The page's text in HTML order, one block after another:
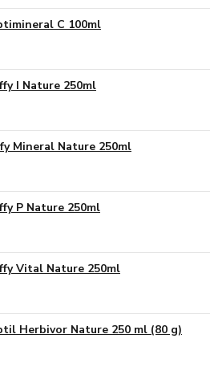
C 100ml
I Nature 250ml
Mineral Nature 250ml
P Nature 250ml
Vital Nature 250ml
Herbivor Nature 250 ml (80 g)